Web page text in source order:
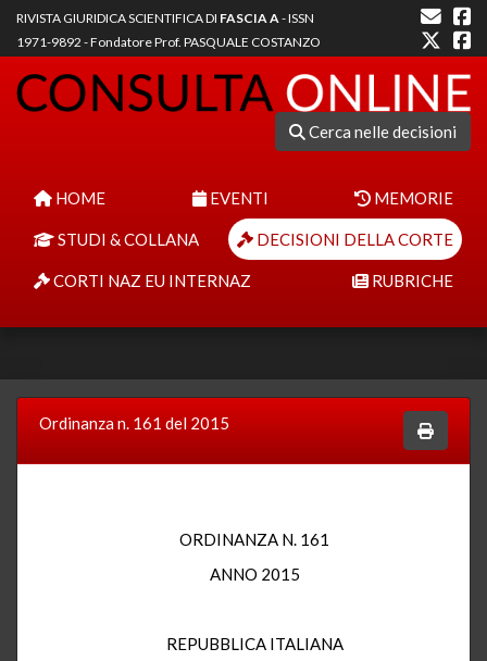
RIVISTA GIURIDICA SCIENTIFICA DI FASCIA A- ISSN
1971-9892 - Fondatore Prof. PASQUALE COSTANZO
Cerca nelle decisioni
HOME EVENTI MEMORIE
STUDI & COLLANA DECISIONI DELLA CORTE
CORTI NAZ EU INTERNAZ RUBRICHE
Ordinanza n. 161 del 2015
ORDINANZA N. 161
ANNO 2015
REPUBBLICA ITALIANA